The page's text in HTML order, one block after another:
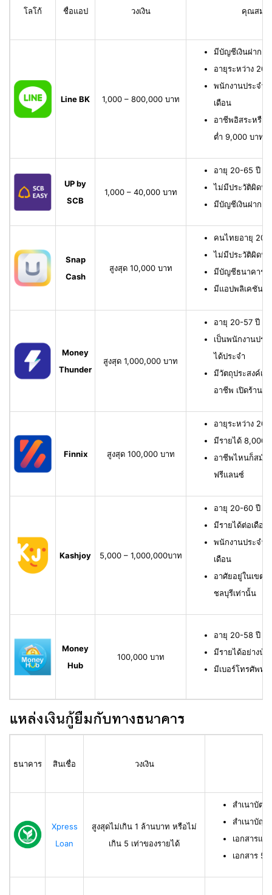
โลโก้ ชื่อแอป วงเงิน คุณสมบั
Line BK 1,000 – 800,000 บาท
มีบัญชีเงินฝาก
อายุระหว่าง 20
พนักงานประจำ
เดือน
อาชีพอิสระหรือ
ต่ำ 9,000 บาทต่
UP by
SCB
1,000 – 40,000 บาท
อายุ 20-65 ปี เ
ไม่มีประวัติผิดนั
มีบัญชีเงินฝาก
Snap
Cash
สูงสุด 10,000 บาท
คนไทยอายุ 20-
ไม่มีประวัติผิดนั
มีบัญชีธนาคาร ห
มีแอปพลิเคชัน
Money
Thunder
สูงสุด 1,000,000 บาท
อายุ 20-57 ปี มี
เป็นพนักงานปร
ได้ประจำ
มีวัตถุประสงค์เพื่
อาชีพ เปิดร้าน
Finnix สูงสุด 100,000 บาท
อายุระหว่าง
มีรายได้ 8,000
อาชีพไหนก็สมัค
ฟรีแลนซ์
Kashjoy 5,000 – 1,000,000บาท
อายุ 20-60 ปี มี
มีรายได้ต่อเดือ
พนักงานประจำ
เดือน
อาศัยอยู่ในเขต
ชลบุรีเท่านั้น
Money
Hub
100,000 บาท
อายุ 20-58 ปี มี
มีรายได้อย่างน้
มีเบอร์โทรศัพท์
แหล่งเงินกู้ยืมกับทางธนาคาร
ธนาคาร สินเชื่อ วงเงิน
Xpress
Loan
สูงสุดไม่เกิน 1 ล้านบาท หรือไม่
เกิน 5 เท่าของรายได้
สำเนาบัตร
สำเนาบัญ
เอกสารแส
เอกสาร